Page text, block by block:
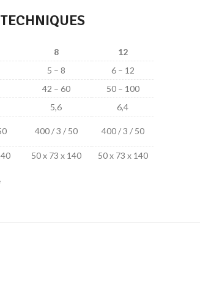
8
12
5 – 8
6 – 12
42 – 60
50 – 100
5,6
6,4
400 / 3 / 50 400 / 3 / 50
50 x 73 x 140 50 x 73 x 140